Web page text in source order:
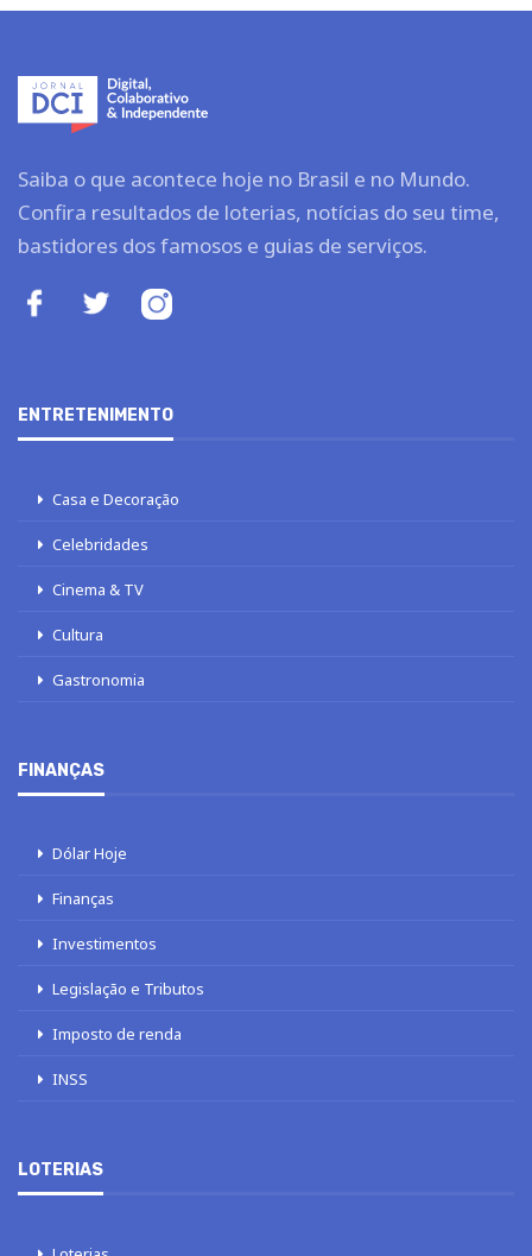
Saiba o que acontece hoje no Brasil e no Mundo.
Confira resultados de loterias, notícias do seu time,
bastidores dos famosos e guias de serviços.
ENTRETENIMENTO
Casa e Decoração
Celebridades
Cinema & TV
Cultura
Gastronomia
FINANÇAS
Dólar Hoje
Finanças
Investimentos
Legislação e Tributos
Imposto de renda
INSS
LOTERIAS